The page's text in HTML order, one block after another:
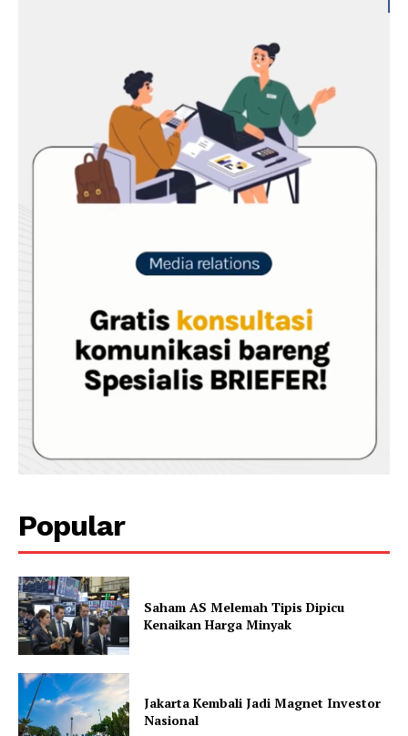
Popular
Saham AS Melemah Tipis Dipicu
Kenaikan Harga Minyak
Jakarta Kembali Jadi Magnet Investor
Nasional